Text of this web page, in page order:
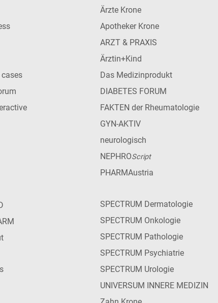
Ärzte Krone
Apotheker Krone
ARZT & PRAXIS
Ärztin+Kind
Das Medizinprodukt
DIABETES FORUM
FAKTEN der Rheumatologie
GYN-AKTIV
neurologisch
NEPHROScript
PHARMAustria
SPECTRUM Dermatologie
SPECTRUM Onkologie
SPECTRUM Pathologie
SPECTRUM Psychiatrie
SPECTRUM Urologie
UNIVERSUM INNERE MEDIZIN